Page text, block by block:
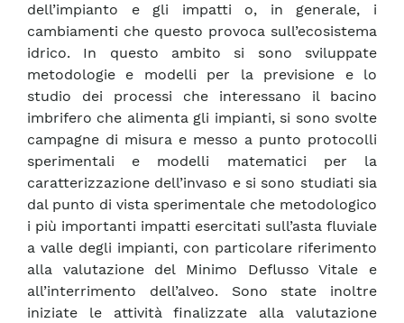
dell’impianto e gli impatti o, in generale, i
cambiamenti che questo provoca sull’ecosistema
idrico. In questo ambito si sono sviluppate
metodologie e modelli per la previsione e lo
studio dei processi che interessano il bacino
imbrifero che alimenta gli impianti, si sono svolte
campagne di misura e messo a punto protocolli
sperimentali e modelli matematici per la
caratterizzazione dell’invaso e si sono studiati sia
dal punto di vista sperimentale che metodologico
i più importanti impatti esercitati sull’asta fluviale
a valle degli impianti, con particolare riferimento
alla valutazione del Minimo Deflusso Vitale e
all’interrimento dell’alveo. Sono state inoltre
iniziate le attività finalizzate alla valutazione